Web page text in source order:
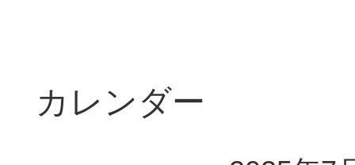
カレンダー